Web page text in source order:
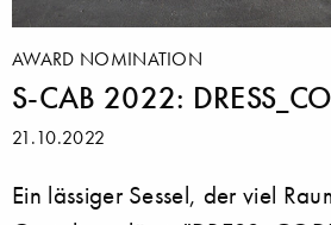
AWARD NOMINATION
S-CAB 2022:
21.10.2022
Ein lässiger Sessel, der viel